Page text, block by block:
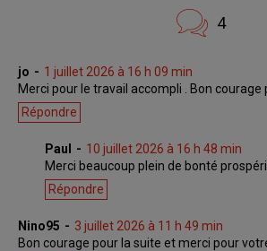
4
jo
1 juillet 2026 à 16 h 09 min
Merci pour le travail accompli . Bon courage
Répondre
Paul
10 juillet 2026 à 16 h 48 min
Merci beaucoup plein de bonté
Répondre
Nino95
3 juillet 2026 à 11 h 49 min
Bon courage pour la suite et merci pour